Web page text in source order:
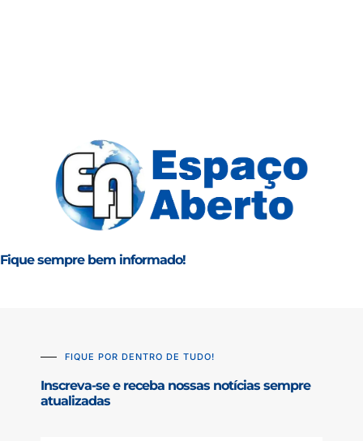
Fique sempre bem informado!
FIQUE POR DENTRO DE TUDO!
Inscreva-se e receba nossas notícias sempre
atualizadas